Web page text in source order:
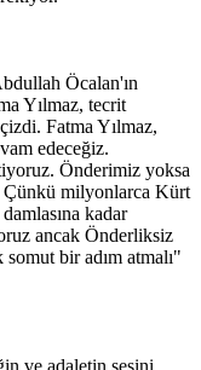
Öcalan'ın
Yılmaz, tecrit
Fatma Yılmaz,
edeceğiz.
Önderimiz yoksa
milyonlarca Kürt
kadar
ancak Önderliksiz
bir adım atmalı"
ve adaletin sesini